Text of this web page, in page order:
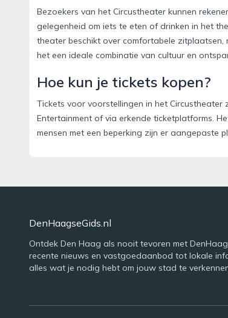
Bezoekers van het Circustheater kunnen
gelegenheid om iets te eten of drinken in het
theater beschikt over comfortabele
het een ideale combinatie van cultuur en
Hoe kun je tickets kopen?
Tickets voor voorstellingen in het
Entertainment of via erkende ticketplatforms.
mensen met een beperking zijn er aangepaste
DenHaagseGids.nl
Ontdek Den Haag als nooit tevoren met
recente nieuws en vastgoedaanbod tot lokale
alles wat je nodig hebt om jouw stad te